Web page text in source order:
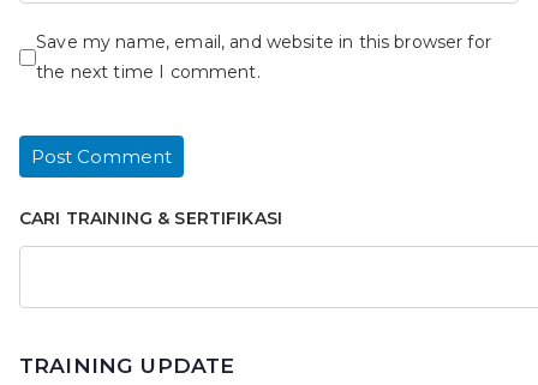
Save my name, email, and website in this browser for
the next time I comment.
CARI TRAINING & SERTIFIKASI
TRAINING UPDATE